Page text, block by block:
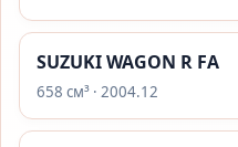
SUZUKI WAGON R FA
658 см³ · 2004.12